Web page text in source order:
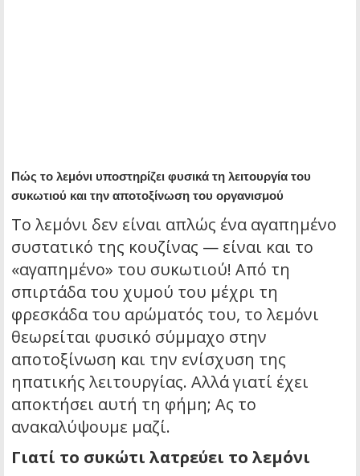
Πώς το λεμόνι υποστηρίζει φυσικά τη λειτουργία του
συκωτιού και την αποτοξίνωση του οργανισμού
Το λεμόνι δεν είναι απλώς ένα αγαπημένο
συστατικό της κουζίνας — είναι και το
«αγαπημένο» του συκωτιού! Από τη
σπιρτάδα του χυμού του μέχρι τη
φρεσκάδα του αρώματός του, το λεμόνι
θεωρείται φυσικό σύμμαχο στην
αποτοξίνωση και την ενίσχυση της
ηπατικής λειτουργίας. Αλλά γιατί έχει
αποκτήσει αυτή τη φήμη; Ας το
ανακαλύψουμε μαζί.
Γιατί το συκώτι λατρεύει το λεμόνι